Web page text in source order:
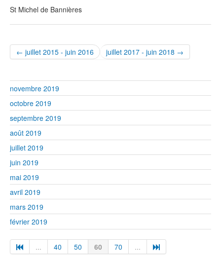
St Michel de Bannières
← juillet 2015 - juin 2016 juillet 2017 - juin 2018 →
novembre 2019
octobre 2019
septembre 2019
août 2019
juillet 2019
juin 2019
mai 2019
avril 2019
mars 2019
février 2019
... 40 50 60 70 ...